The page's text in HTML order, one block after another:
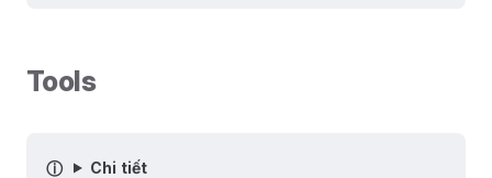
Tools
Chi tiết